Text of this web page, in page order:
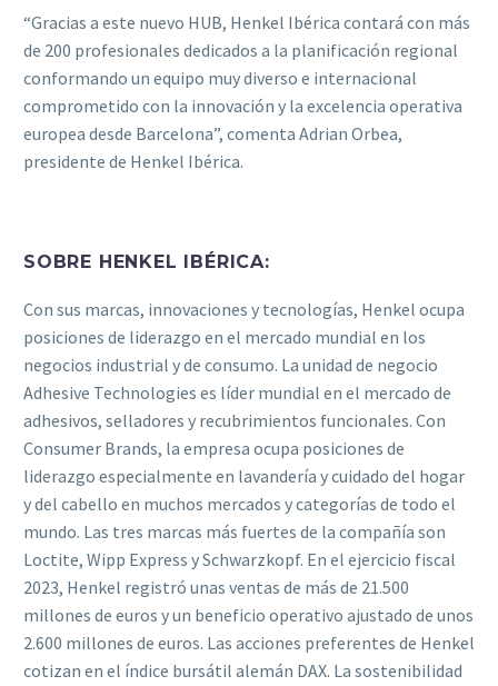
“Gracias a este nuevo HUB, Henkel Ibérica contará con más
de 200 profesionales dedicados a la planificación regional
conformando un equipo muy diverso e internacional
comprometido con la innovación y la excelencia operativa
europea desde Barcelona”, comenta Adrian Orbea,
presidente de Henkel Ibérica.
SOBRE HENKEL IBÉRICA:
Con sus marcas, innovaciones y tecnologías, Henkel ocupa
posiciones de liderazgo en el mercado mundial en los
negocios industrial y de consumo. La unidad de negocio
Adhesive Technologies es líder mundial en el mercado de
adhesivos, selladores y recubrimientos funcionales. Con
Consumer Brands, la empresa ocupa posiciones de
liderazgo especialmente en lavandería y cuidado del hogar
y del cabello en muchos mercados y categorías de todo el
mundo. Las tres marcas más fuertes de la compañía son
Loctite, Wipp Express y Schwarzkopf. En el ejercicio fiscal
2023, Henkel registró unas ventas de más de 21.500
millones de euros y un beneficio operativo ajustado de unos
2.600 millones de euros. Las acciones preferentes de Henkel
cotizan en el índice bursátil alemán DAX. La sostenibilidad